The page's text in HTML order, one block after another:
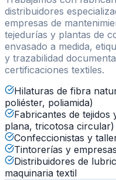
distribuidores
empresas de
tejedurías y plantas de
envasado a medida,
y trazabilidad
certificaciones textiles.
Hilaturas de fibra
poliéster, poliamida)
Fabricantes de
plana, tricotosa circular)
Confeccionistas y
Tintorerías y
Distribuidores de
maquinaria textil